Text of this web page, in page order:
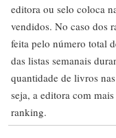
editora ou selo coloca
vendidos. No caso dos
feita pelo número total
das listas semanais
quantidade de livros
seja, a editora com
ranking.